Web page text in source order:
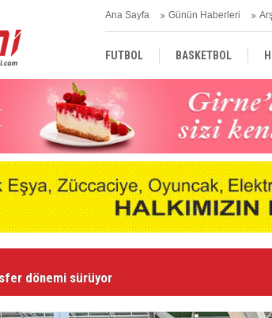
Ana Sayfa Günün Haberleri
FUTBOL BASKETBOL
TÜRKİYE AVRUPA
dönemi sürüyor